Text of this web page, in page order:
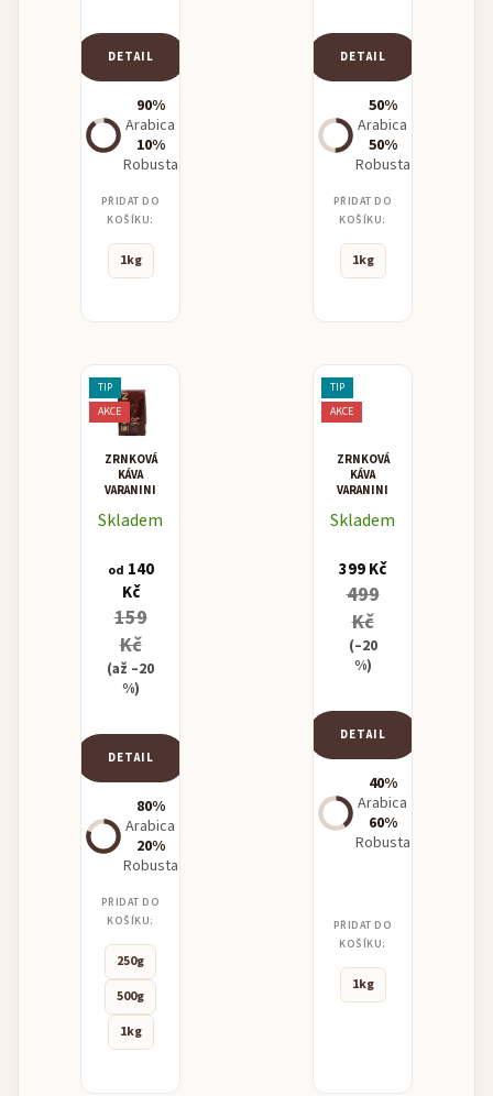
DETAIL
90%
Arabica
10%
Robusta
PŘIDAT DO
KOŠÍKU:
1kg
DETAIL
50%
Arabica
50%
Robusta
PŘIDAT DO
KOŠÍKU:
1kg
TIP
AKCE
ZRNKOVÁ
KÁVA
VARANINI
BAR
Skladem
od 140
Kč
159
Kč
(až –20
%)
DETAIL
80%
Arabica
20%
Robusta
PŘIDAT DO
KOŠÍKU:
250g
500g
1kg
TIP
AKCE
ZRNKOVÁ
KÁVA
VARANINI
CREMA
Skladem
399 Kč
499
Kč
(–20
%)
DETAIL
40%
Arabica
60%
Robusta
PŘIDAT DO
KOŠÍKU:
1kg